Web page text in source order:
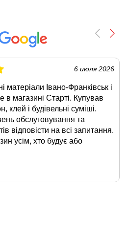
6 июля 2026
матеріали Івано-Франківськ і
в магазині Старті. Купував
клей і будівельні суміші.
обслуговування та
відповісти на всі запитання.
усім, хто будує або